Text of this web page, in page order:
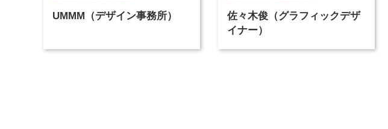
UMMM（デザイン事務所）
佐々木俊（グラフィックデザ
イナー）